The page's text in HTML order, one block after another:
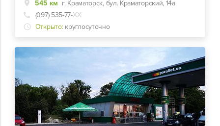
545 км г. Краматорск, бул. Краматорский, 14а
(097) 535-77-ХХ
Открыто: круглосуточно